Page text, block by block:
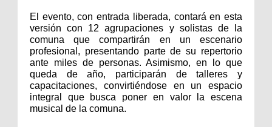
El evento, con entrada liberada, contará en esta
versión con 12 agrupaciones y solistas de la
comuna que compartirán en un escenario
profesional, presentando parte de su repertorio
ante miles de personas. Asimismo, en lo que
queda de año, participarán de talleres y
capacitaciones, convirtiéndose en un espacio
integral que busca poner en valor la escena
musical de la comuna.